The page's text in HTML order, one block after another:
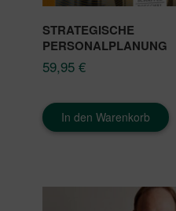
STRATEGISCHE
PERSONALPLANUNG
59,95 €
In den Warenkorb